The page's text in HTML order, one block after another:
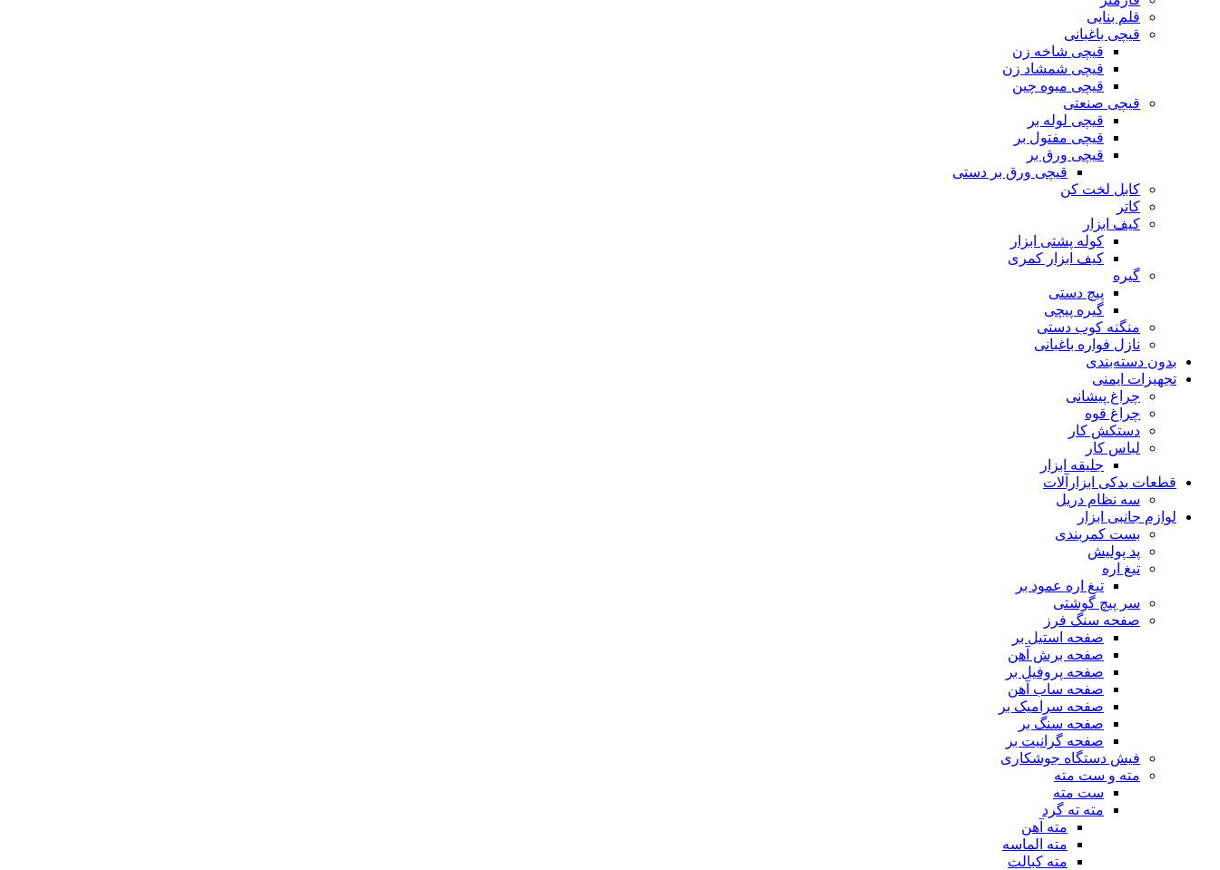
قلم بنایی
قیچی باغبانی
قیچی شاخه زن
قیچی شمشاد زن
قیچی میوه چین
قیچی صنعتی
قیچی لوله بر
قیچی مفتول بر
قیچی ورق بر
قیچی ورق بر دستی
کابل لخت کن
کاتر
کیف ابزار
کوله پشتی ابزار
کیف ابزار کمری
گیره
پیچ دستی
گیره پیچی
منگنه کوب دستی
نازل فواره باغبانی
بدون دسته‌بندی
تجهیزات ایمنی
چراغ پیشانی
چراغ قوه
دستکش کار
لباس کار
جلیقه ابزار
قطعات یدکی ابزارآلات
سه نظام دریل
لوازم جانبی ابزار
بست کمربندی
پد پولیش
تیغ اره
تیغ اره عمود بر
سر پیچ گوشتی
صفحه سنگ فرز
صفحه استیل بر
صفحه برش آهن
صفحه پروفیل بر
صفحه ساب آهن
صفحه سرامیک بر
صفحه سنگ بر
صفحه گرانیت بر
فیش دستگاه جوشکاری
مته و ست مته
ست مته
مته ته گرد
مته آهن
مته الماسه
مته کبالت